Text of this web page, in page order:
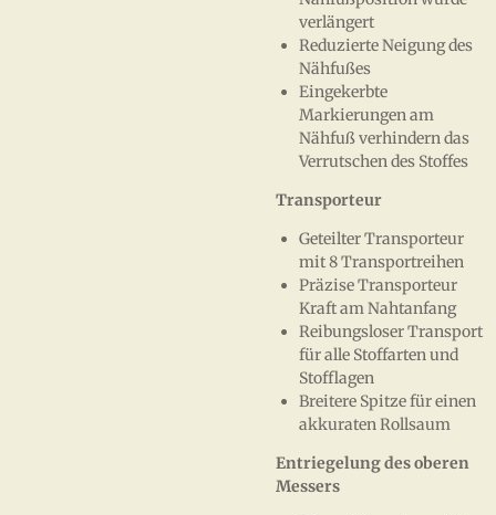
verlängert
Reduzierte Neigung des
Nähfußes
Eingekerbte
Markierungen am
Nähfuß verhindern das
Verrutschen des Stoffes
Transporteur
Geteilter Transporteur
mit 8 Transportreihen
Präzise Transporteur
Kraft am Nahtanfang
Reibungsloser Transport
für alle Stoffarten und
Stofflagen
Breitere Spitze für einen
akkuraten Rollsaum
Entriegelung des oberen
Messers